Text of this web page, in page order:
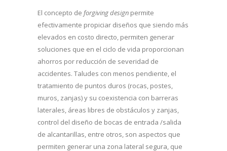
El concepto de forgiving design permite
efectivamente propiciar diseños que siendo más
elevados en costo directo, permiten generar
soluciones que en el ciclo de vida proporcionan
ahorros por reducción de severidad de
accidentes. Taludes con menos pendiente, el
tratamiento de puntos duros (rocas, postes,
muros, zanjas) y su coexistencia con barreras
laterales, áreas libres de obstáculos y zanjas,
control del diseño de bocas de entrada /salida
de alcantarillas, entre otros, son aspectos que
permiten generar una zona lateral segura, que